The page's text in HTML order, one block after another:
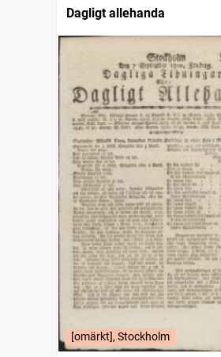
Dagligt allehanda
[omärkt], Stockholm